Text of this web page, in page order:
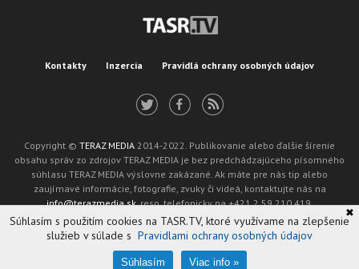
Kontakty Inzercia Pravidlá ochrany osobných údajov
Copyright © TERAZ MEDIA 2014-2022. Publikovanie alebo ďalšie šírenie
obsahu správ zo zdrojov TERAZ MEDIA je bez predchádzajúceho písomného
súhlasu TERAZ MEDIA výslovne zakázané. Ak máte pre nás tip alebo
zaujímavé informácie, fotografie, zvuky či videá, kontaktujte nás na
info@terazmedia.sk, resp. telefonicky na +421 2 59 210 419.
Žiadosť o zverejnenie opravy v zmysle zákona o publikáciách je možné zaslať
na adresu oprava@tasr.sk.
Oznámenie prevádzkovateľa podľa § 11a zákona č. 265/2022 Z. z.
Súhlasím s použitím cookies na TASR.TV, ktoré využívame na zlepšenie
služieb v súlade s Pravidlami ochrany osobných údajov
Súhlasím Viac info »
✖